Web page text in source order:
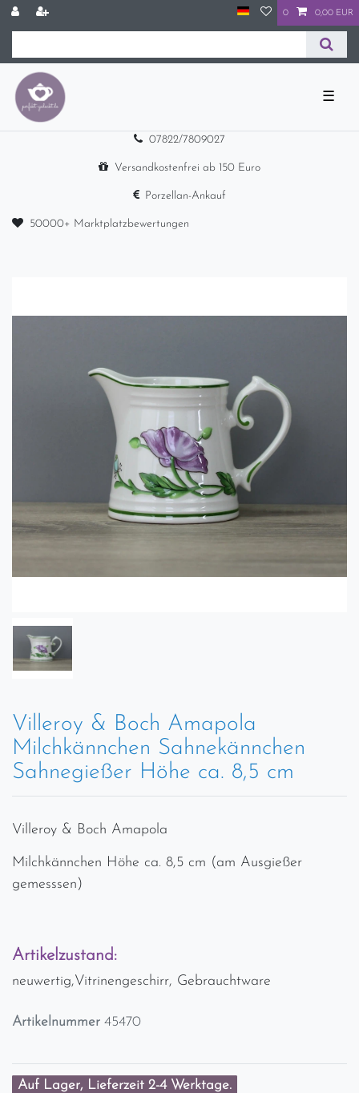
0 0,00 EUR
☰
07822/7809027
Versandkostenfrei ab 150 Euro
Porzellan-Ankauf
50000+ Marktplatzbewertungen
Villeroy & Boch Amapola
Milchkännchen Sahnekännchen
Sahnegießer Höhe ca. 8,5 cm
Villeroy & Boch Amapola
Milchkännchen Höhe ca. 8,5 cm (am Ausgießer
gemesssen)
Artikelzustand:
neuwertig,Vitrinengeschirr, Gebrauchtware
Artikelnummer 45470
Auf Lager, Lieferzeit 2-4 Werktage.